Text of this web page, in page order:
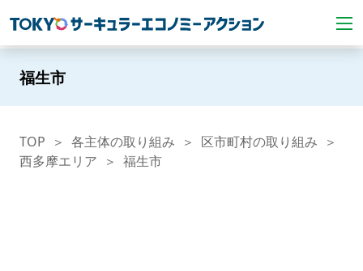
福生市
TOP 各主体の取り組み
区市町村の取り組み
西多摩エリア
福生市